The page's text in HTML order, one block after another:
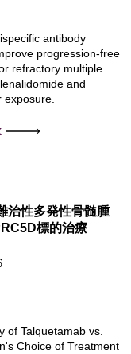
antibody
progression-free
refractory multiple
and
治性多発性骨髄腫
標的治療
of Talquetamab vs.
Choice of Treatment